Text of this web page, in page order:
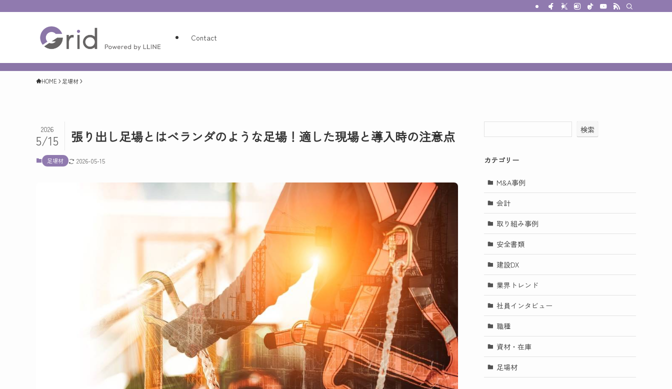
Contact
HOME 足場材
張り出し足場とはベランダのような足場！適した現場と導入時の注意点
2026
5/15
足場材 2026-05-15
検索
カテゴリー
M&A事例
会計
取り組み事例
安全書類
建設DX
業界トレンド
社員インタビュー
職種
資材・在庫
足場材